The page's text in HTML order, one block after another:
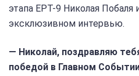
этапа EPT-9 Николая Побаля
эксклюзивном интервью.
— Николай, поздравляю
победой в Главном